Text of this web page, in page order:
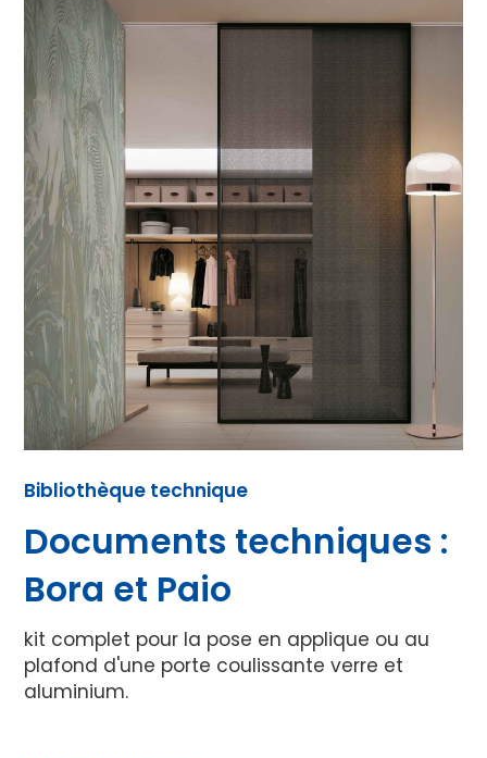
Bibliothèque technique
Documents techniques :
Bora et Paio
kit complet pour la pose en applique ou au
plafond d'une porte coulissante verre et
aluminium.